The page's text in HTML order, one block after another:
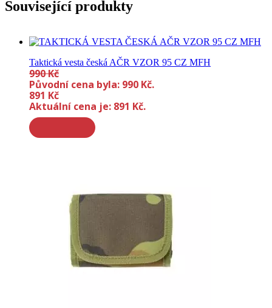
Související produkty
Taktická vesta česká AČR VZOR 95 CZ MFH
990Kč
Původní cena byla: 990 Kč.
891 Kč
Aktuální cena je: 891 Kč.